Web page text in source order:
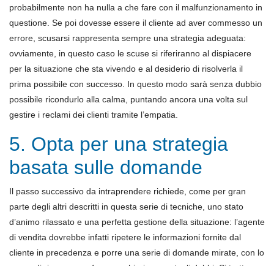
probabilmente non ha nulla a che fare con il malfunzionamento in
questione. Se poi dovesse essere il cliente ad aver commesso un
errore, scusarsi rappresenta sempre una strategia adeguata:
ovviamente, in questo caso le scuse si riferiranno al dispiacere
per la situazione che sta vivendo e al desiderio di risolverla il
prima possibile con successo. In questo modo sarà senza dubbio
possibile ricondurlo alla calma, puntando ancora una volta sul
gestire i reclami dei clienti tramite l’empatia.
5. Opta per una strategia
basata sulle domande
Il passo successivo da intraprendere richiede, come per gran
parte degli altri descritti in questa serie di tecniche, uno stato
d’animo rilassato e una perfetta gestione della situazione: l’agente
di vendita dovrebbe infatti ripetere le informazioni fornite dal
cliente in precedenza e porre una serie di domande mirate, con lo